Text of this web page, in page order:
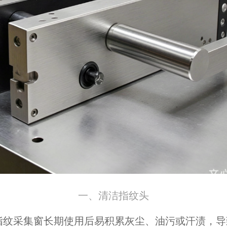
一、清洁指纹头
纹采集窗长期使用后易积累灰尘、油污或汗渍，